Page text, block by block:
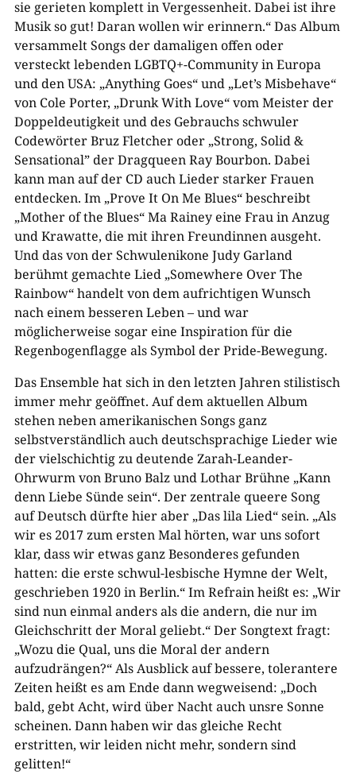
sie gerieten komplett in Vergessenheit. Dabei ist ihre
Musik so gut! Daran wollen wir erinnern.“ Das Album
versammelt Songs der damaligen offen oder
versteckt lebenden LGBTQ+-Community in Europa
und den USA: „Anything Goes“ und „Let’s Misbehave“
von Cole Porter, „Drunk With Love“ vom Meister der
Doppeldeutigkeit und des Gebrauchs schwuler
Codewörter Bruz Fletcher oder „Strong, Solid &
Sensational” der Dragqueen Ray Bourbon. Dabei
kann man auf der CD auch Lieder starker Frauen
entdecken. Im „Prove It On Me Blues“ beschreibt
„Mother of the Blues“ Ma Rainey eine Frau in Anzug
und Krawatte, die mit ihren Freundinnen ausgeht.
Und das von der Schwulenikone Judy Garland
berühmt gemachte Lied „Somewhere Over The
Rainbow“ handelt von dem aufrichtigen Wunsch
nach einem besseren Leben – und war
möglicherweise sogar eine Inspiration für die
Regenbogenflagge als Symbol der Pride-Bewegung.
Das Ensemble hat sich in den letzten Jahren stilistisch
immer mehr geöffnet. Auf dem aktuellen Album
stehen neben amerikanischen Songs ganz
selbstverständlich auch deutschsprachige Lieder wie
der vielschichtig zu deutende Zarah-Leander-
Ohrwurm von Bruno Balz und Lothar Brühne „Kann
denn Liebe Sünde sein“. Der zentrale queere Song
auf Deutsch dürfte hier aber „Das lila Lied“ sein. „Als
wir es 2017 zum ersten Mal hörten, war uns sofort
klar, dass wir etwas ganz Besonderes gefunden
hatten: die erste schwul-lesbische Hymne der Welt,
geschrieben 1920 in Berlin.“ Im Refrain heißt es: „Wir
sind nun einmal anders als die andern, die nur im
Gleichschritt der Moral geliebt.“ Der Songtext fragt:
„Wozu die Qual, uns die Moral der andern
aufzudrängen?“ Als Ausblick auf bessere, tolerantere
Zeiten heißt es am Ende dann wegweisend: „Doch
bald, gebt Acht, wird über Nacht auch unsre Sonne
scheinen. Dann haben wir das gleiche Recht
erstritten, wir leiden nicht mehr, sondern sind
gelitten!“